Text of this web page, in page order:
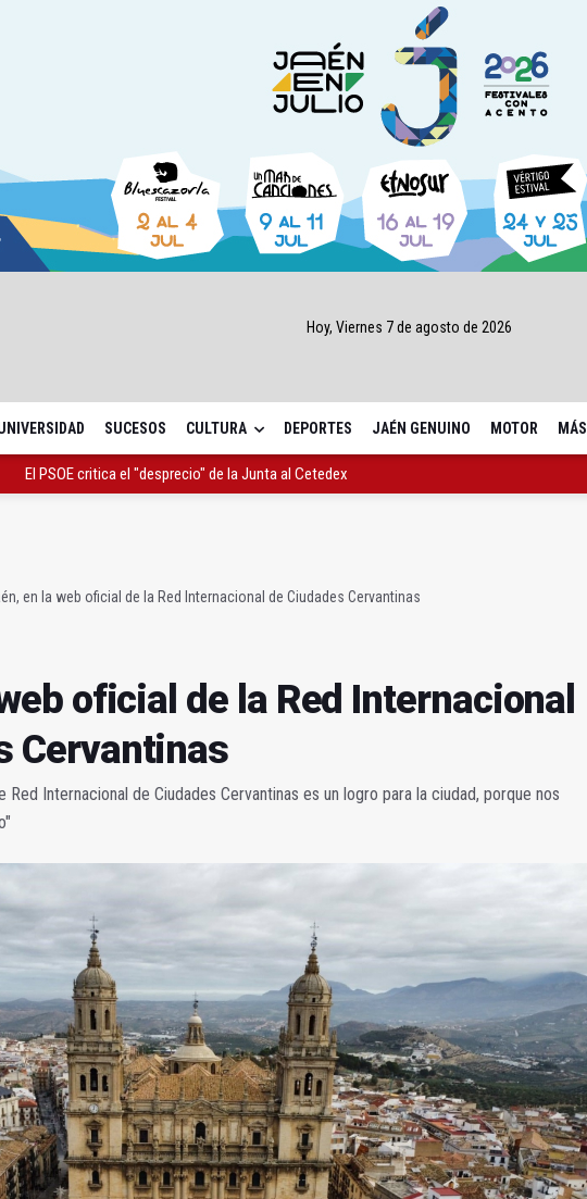
Hoy, Viernes 7 de agosto de 2026
SUCESOS CULTURA DEPORTES JAÉN GENUINO MOTOR MÁS
El PSOE critica el "desprecio" de la Junta al Cetedex
en la web oficial de la Red Internacional de Ciudades Cervantinas
oficial de la Red Internacional
Cervantinas
Red Internacional de Ciudades Cervantinas es un logro para la ciudad, porque nos